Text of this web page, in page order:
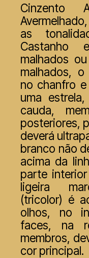
Cinzento
as
malhados
malhados,
no chanfro
uma
cauda,
posteriores,
deverá
branco não
acima da
parte
ligeira
(tricolor) é
olhos, no
faces, na
membros,
cor principal.